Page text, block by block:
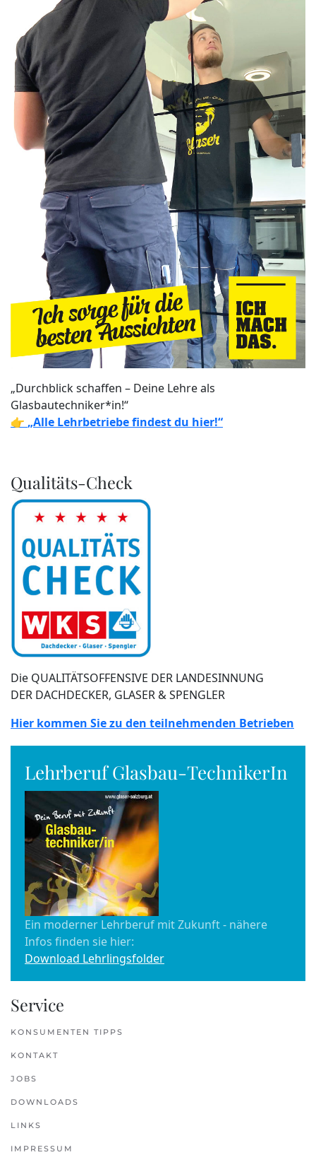
„Durchblick schaffen – Deine Lehre als
Glasbautechniker*in!“
👉 „Alle Lehrbetriebe findest du hier!“
Qualitäts-Check
Die QUALITÄTSOFFENSIVE DER LANDESINNUNG
DER DACHDECKER, GLASER & SPENGLER
Hier kommen Sie zu den teilnehmenden Betrieben
Lehrberuf Glasbau-TechnikerIn
Ein moderner Lehrberuf mit Zukunft - nähere
Infos finden sie hier:
Download Lehrlingsfolder
Service
KONSUMENTEN TIPPS
KONTAKT
JOBS
DOWNLOADS
LINKS
IMPRESSUM